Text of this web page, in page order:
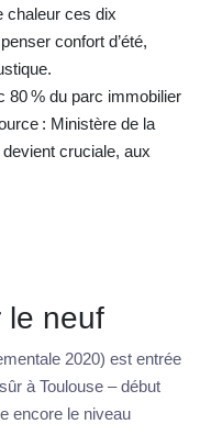
chaleur ces dix
confort d’été,
80 % du parc immobilier
: Ministère de la
cruciale, aux
le neuf
2020) est entrée
à Toulouse – début
encore le niveau